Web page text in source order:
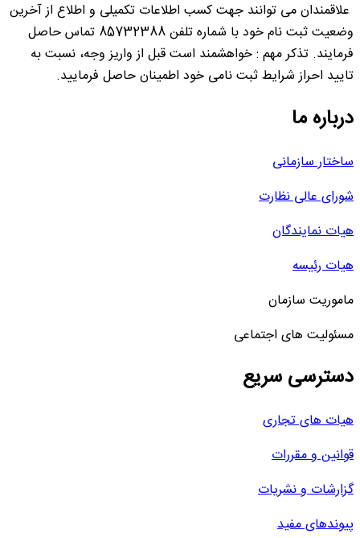
علاقمندان می توانند جهت کسب اطلاعات تکمیلی و اطلاع از آخرین
وضعیت ثبت نام خود با شماره تلفن 85732388 تماس حاصل
فرمایند. تذکر مهم : خواهشمند است قبل از واریز وجه، نسبت به
تایید احراز شرایط ثبت نامی خود اطمینان حاصل فرمایید.
درباره ما
ساختار سازمانی
شورای عالی نظارت
هیات نمایندگان
هیات رئیسه
ماموریت سازمان
مسئولیت های اجتماعی
دسترسی سریع
هیات های تجاری
قوانین و مقررات
گزارشات و نشریات
پیوندهای مفید